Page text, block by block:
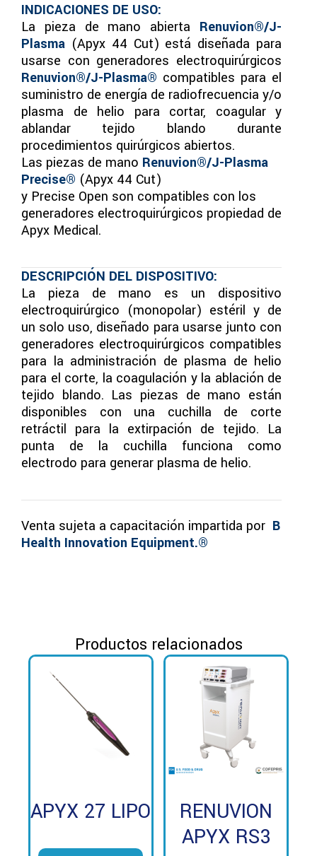
INDICACIONES DE USO:
La pieza de mano abierta Renuvion®/J-
Plasma (Apyx 44 Cut) está diseñada para
usarse con generadores electroquirúrgicos
Renuvion®/J-Plasma® compatibles para el
suministro de energía de radiofrecuencia y/o
plasma de helio para cortar, coagular y
ablandar tejido blando durante
procedimientos quirúrgicos abiertos.
Las piezas de mano Renuvion®/J-Plasma
Precise® (Apyx 44 Cut)
y Precise Open son compatibles con los
generadores electroquirúrgicos propiedad de
Apyx Medical.
DESCRIPCIÓN DEL DISPOSITIVO:
La pieza de mano es un dispositivo
electroquirúrgico (monopolar) estéril y de
un solo uso, diseñado para usarse junto con
generadores electroquirúrgicos compatibles
para la administración de plasma de helio
para el corte, la coagulación y la ablación de
tejido blando. Las piezas de mano están
disponibles con una cuchilla de corte
retráctil para la extirpación de tejido. La
punta de la cuchilla funciona como
electrodo para generar plasma de helio.
Venta sujeta a capacitación impartida por B
Health Innovation Equipment.®
Productos relacionados
APYX 27 LIPO
RENUVION
APYX RS3